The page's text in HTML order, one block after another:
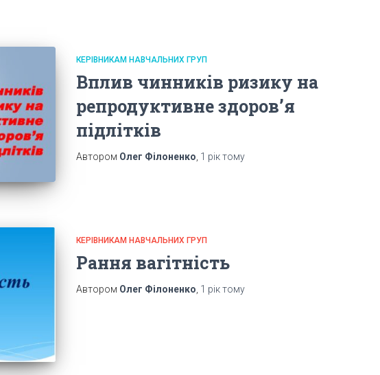
КЕРІВНИКАМ НАВЧАЛЬНИХ ГРУП
Вплив чинників ризику на
репродуктивне здоров’я
підлітків
Автором Олег Філоненко 1 ріктому
КЕРІВНИКАМ НАВЧАЛЬНИХ ГРУП
Рання вагітність
Автором Олег Філоненко 1 ріктому